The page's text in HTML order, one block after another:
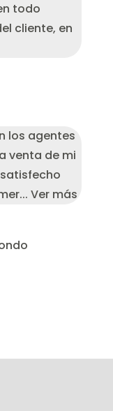
todo
cliente, en
los agentes
venta de mi
... Ver más